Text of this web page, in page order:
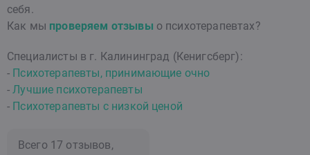
себя.
Как мы проверяем отзывы о психотерапевтах?
Специалисты в г. Калининград (Кенигсберг):
- Психотерапевты, принимающие очно
-Лучшие психотерапевты
- Психотерапевты с низкой ценой
Всего 17 отзывов,